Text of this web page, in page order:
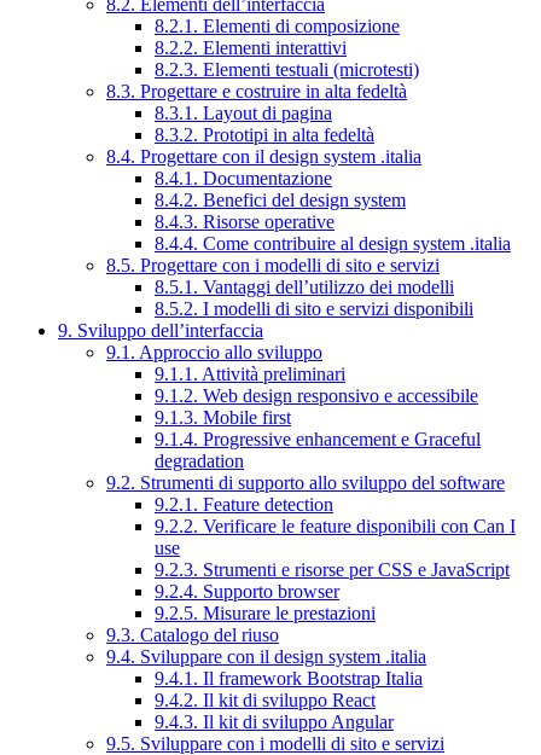
8.2.1. Elementi di composizione
8.2.2. Elementi interattivi
8.2.3. Elementi testuali (microtesti)
8.3. Progettare e costruire in alta fedeltà
8.3.1. Layout di pagina
8.3.2. Prototipi in alta fedeltà
8.4. Progettare con il design system .italia
8.4.1. Documentazione
8.4.2. Benefici del design system
8.4.3. Risorse operative
8.4.4. Come contribuire al design system .italia
8.5. Progettare con i modelli di sito e servizi
8.5.1. Vantaggi dell’utilizzo dei modelli
8.5.2. I modelli di sito e servizi disponibili
9. Sviluppo dell’interfaccia
9.1. Approccio allo sviluppo
9.1.1. Attività preliminari
9.1.2. Web design responsivo e accessibile
9.1.3. Mobile first
9.1.4. Progressive enhancement e Graceful
degradation
9.2. Strumenti di supporto allo sviluppo del software
9.2.1. Feature detection
9.2.2. Verificare le feature disponibili con Can I
use
9.2.3. Strumenti e risorse per CSS e JavaScript
9.2.4. Supporto browser
9.2.5. Misurare le prestazioni
9.3. Catalogo del riuso
9.4. Sviluppare con il design system .italia
9.4.1. Il framework Bootstrap Italia
9.4.2. Il kit di sviluppo React
9.4.3. Il kit di sviluppo Angular
9.5. Sviluppare con i modelli di sito e servizi